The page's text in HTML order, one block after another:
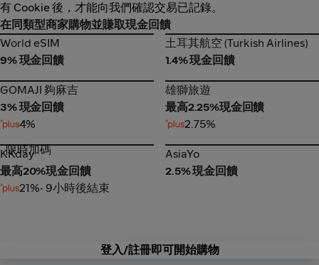
有 Cookie 後，才能向我們確認交易已記錄。
在同類型商家購物並賺取現金回饋
World eSIM
World eSIM
9% 現金回饋
土耳其航空 (Turkish Airlines)
土耳其航空 (Turkish Airlines)
1.4% 現金回饋
GOMAJI 夠麻吉
GOMAJI 夠麻吉
3% 現金回饋
4%
雄獅旅遊
雄獅旅遊
最高2.25%現金回饋
2.75%
KKday
限時加碼
KKday
最高20%現金回饋
21%• 9小時後結束
AsiaYo
AsiaYo
2.5% 現金回饋
登入/註冊即可開始購物